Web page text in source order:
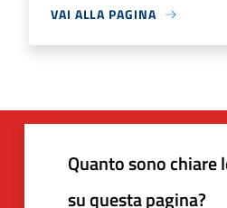
VAI ALLA PAGINA
Quanto sono
su questa pagina?